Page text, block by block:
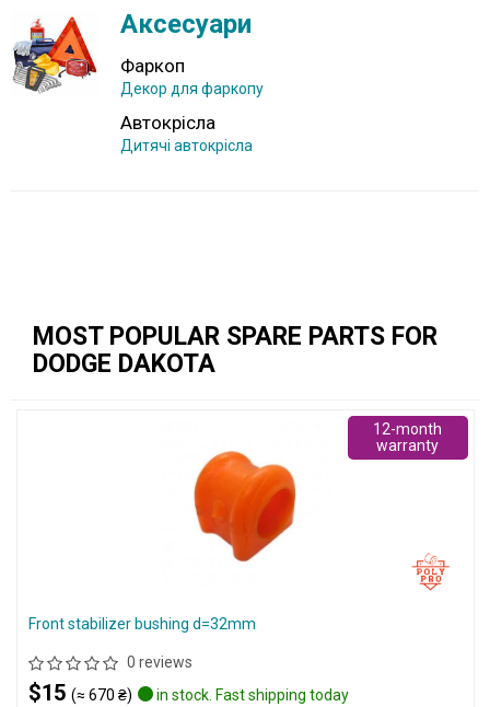
Аксесуари
Фаркоп
Декор для фаркопу
Автокрісла
Дитячі автокрісла
MOST POPULAR SPARE PARTS FOR
DODGE DAKOTA
Front stabilizer bushing d=32mm
0 reviews
$15 (≈ 670 ₴)
in stock. Fast shipping today
12-month
warranty